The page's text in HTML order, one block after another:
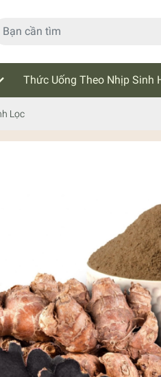
Thức Uống Theo Nhịp Sinh
Tin Tức
Lọc